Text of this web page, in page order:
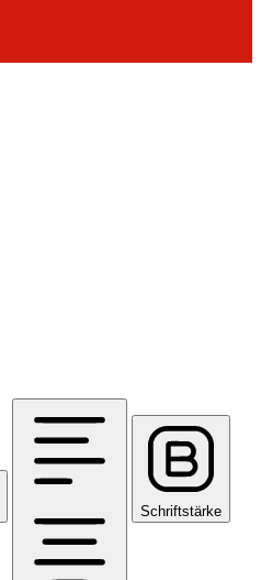
Schriftstärke